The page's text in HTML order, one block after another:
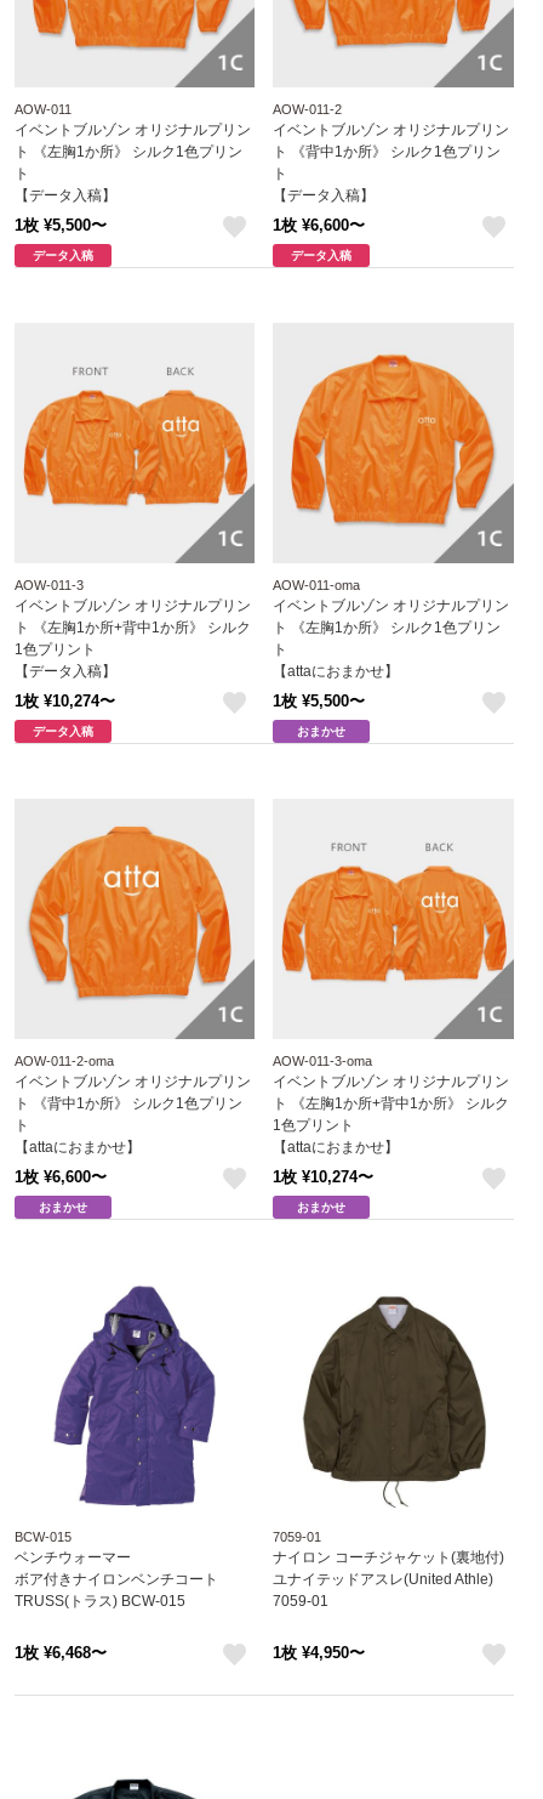
AOW-011
イベントブルゾン オリジナルプリン
ト 《左胸1か所》 シルク1色プリン
ト
【データ入稿】
1枚 ¥5,500〜
データ入稿
AOW-011-2
イベントブルゾン オリジナルプリン
ト 《背中1か所》 シルク1色プリン
ト
【データ入稿】
1枚 ¥6,600〜
データ入稿
AOW-011-3
イベントブルゾン オリジナルプリン
ト 《左胸1か所+背中1か所》 シルク
1色プリント
【データ入稿】
1枚 ¥10,274〜
データ入稿
AOW-011-oma
イベントブルゾン オリジナルプリン
ト 《左胸1か所》 シルク1色プリン
ト
【attaにおまかせ】
1枚 ¥5,500〜
おまかせ
AOW-011-2-oma
イベントブルゾン オリジナルプリン
ト 《背中1か所》 シルク1色プリン
ト
【attaにおまかせ】
1枚 ¥6,600〜
おまかせ
AOW-011-3-oma
イベントブルゾン オリジナルプリン
ト 《左胸1か所+背中1か所》 シルク
1色プリント
【attaにおまかせ】
1枚 ¥10,274〜
おまかせ
BCW-015
ベンチウォーマー
ボア付きナイロンベンチコート
TRUSS(トラス) BCW-015
1枚 ¥6,468〜
7059-01
ナイロン コーチジャケット(裏地付)
ユナイテッドアスレ(United Athle)
7059-01
1枚 ¥4,950〜